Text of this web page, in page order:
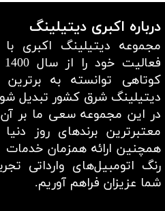
درباره اکبری دیتیلینگ
مجموعه دیتیلینگ اکبری
کوتاهی توانسته به
دیتیلینگ شرق کشور تبدیل
در این مجموعه سعی ما بر
معتبر‌ترین برند‌های روز
همچنین ارائه همزمان
رنگ اتومبیل‌های وارداتی
شما عزیزان فراهم آوریم.​​​​​​​